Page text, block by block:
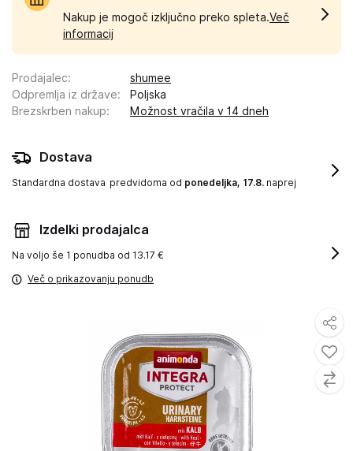
Nakup je mogoč izključno preko spleta.Več
informacij
Prodajalec:
shumee
Odpremlja iz države:
Poljska
Brezskrben nakup: Možnost vračila v 14 dneh
Dostava
Standardna dostava predvidoma od ponedeljka, 17.8. naprej
Izdelki prodajalca
Na voljo še 1 ponudba od 13.17 €
Več o prikazovanju ponudb